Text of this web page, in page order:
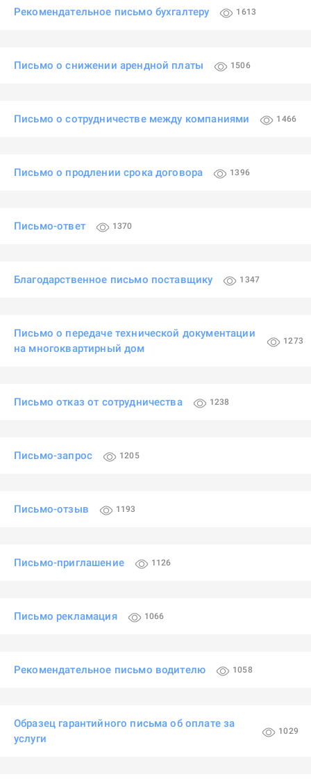
Рекомендательное письмо бухгалтеру 1613
Письмо о снижении арендной платы 1506
Письмо о сотрудничестве между компаниями 1466
Письмо о продлении срока договора 1396
Письмо-ответ 1370
Благодарственное письмо поставщику 1347
Письмо о передаче технической документации
на многоквартирный дом
1273
Письмо отказ от сотрудничества 1238
Письмо-запрос 1205
Письмо-отзыв 1193
Письмо-приглашение 1126
Письмо рекламация 1066
Рекомендательное письмо водителю 1058
Образец гарантийного письма об оплате за
услуги
1029